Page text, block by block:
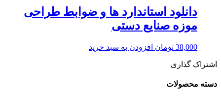
دانلود استاندارد ها و ضوابط طراحی
موزه صنایع دستی
38,000 تومان افزودن به سبد خرید
اشتراک گذاری
دسته محصولات